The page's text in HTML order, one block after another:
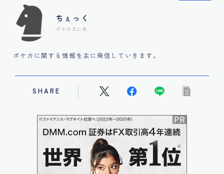
ちぇっく
ポケカまにあ
ポケカに関する情報を主に発信していきます。
SHARE